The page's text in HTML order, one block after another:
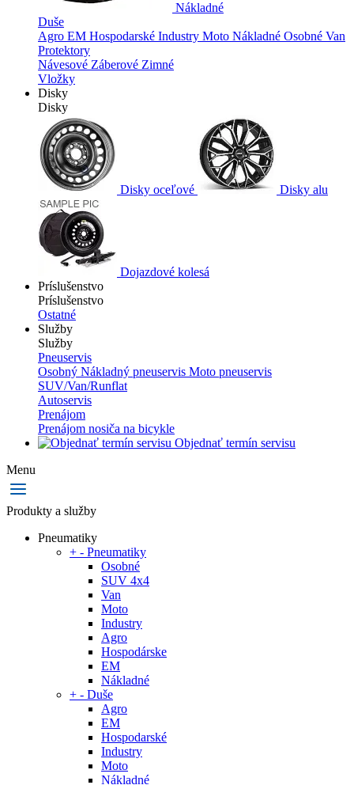
Nákladné
Duše
Agro EM Hospodarské Industry Moto Nákladné Osobné Van
Protektory
Návesové Záberové Zimné
Vložky
Disky
Disky
Disky oceľové Disky alu
Dojazdové kolesá
Príslušenstvo
Príslušenstvo
Ostatné
Služby
Služby
Pneuservis
Osobný Nákladný pneuservis Moto pneuservis
SUV/Van/Runflat
Autoservis
Prenájom
Prenájom nosiča na bicykle
Objednať termín servisu
Menu
Produkty a služby
Pneumatiky
+ - Pneumatiky
Osobné
SUV 4x4
Van
Moto
Industry
Agro
Hospodárske
EM
Nákladné
+ - Duše
Agro
EM
Hospodarské
Industry
Moto
Nákladné